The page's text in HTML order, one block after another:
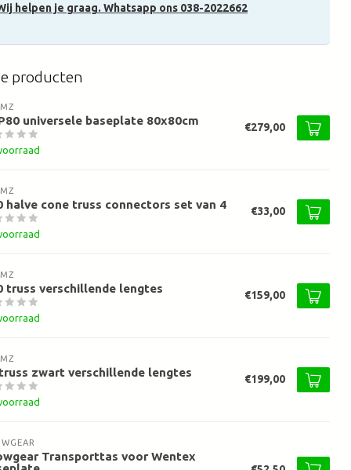
helpen je graag. Whatsapp ons 038-2022662
producten
universele baseplate 80x80cm
€279,00
halve cone truss connectors set van 4
€33,00
truss verschillende lengtes
€159,00
zwart verschillende lengtes
€199,00
Transporttas voor Wentex